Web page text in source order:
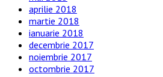
aprilie 2018
martie 2018
ianuarie 2018
decembrie 2017
noiembrie 2017
octombrie 2017